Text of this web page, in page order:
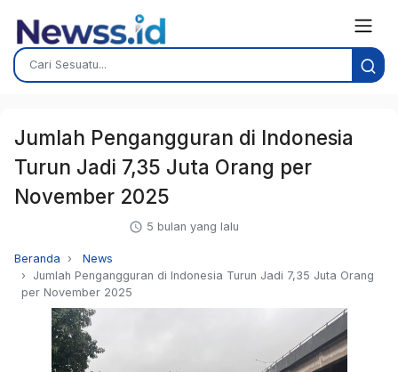
Jumlah Pengangguran di Indonesia
Turun Jadi 7,35 Juta Orang per
November 2025
5 bulan yang lalu
Beranda
News
Jumlah Pengangguran di Indonesia Turun Jadi 7,35 Juta Orang
per November 2025